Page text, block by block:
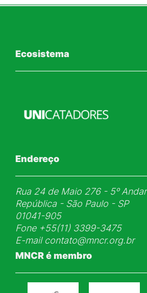
Ecosistema
Endereço
Rua 24 de Maio 276 - 5ᵒ Andar
República - São Paulo - SP
01041-905
Fone+55(11) 3399-3475
E-mail contato@mncr.org.br
MNCR é membro